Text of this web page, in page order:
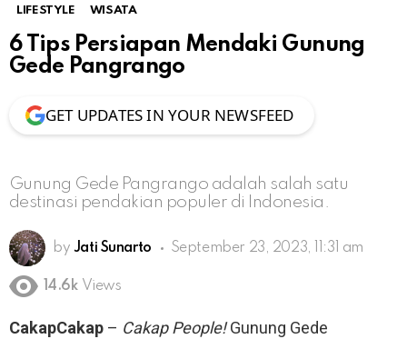
LIFESTYLE WISATA
6 Tips Persiapan Mendaki Gunung
Gede Pangrango
GET UPDATES IN YOUR NEWSFEED
Gunung Gede Pangrango adalah salah satu
destinasi pendakian populer di Indonesia.
by Jati Sunarto September 23, 2023, 11:31 am
14.6k Views
CakapCakap – Cakap People!Gunung Gede